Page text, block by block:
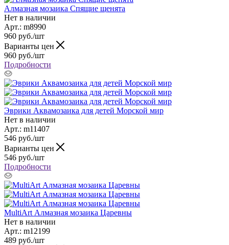
Алмазная мозаика Спящие щенята
Нет в наличии
Арт.: m8990
960 руб./шт
Варианты цен
960 руб./шт
Подробности
Эврики Аквамозаика для детей Морской мир
Нет в наличии
Арт.: m11407
546 руб./шт
Варианты цен
546 руб./шт
Подробности
MultiArt Алмазная мозаика Царевны
Нет в наличии
Арт.: m12199
489 руб./шт